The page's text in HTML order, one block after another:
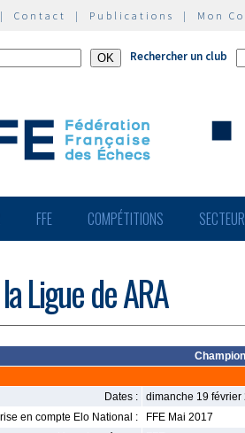
Contact | Publications | Mon
Rechercher un club
FFE COMPÉTITIONS
Ligue de ARA
Dates :
dimanche 19
en compte Elo National :
FFE Mai 2017